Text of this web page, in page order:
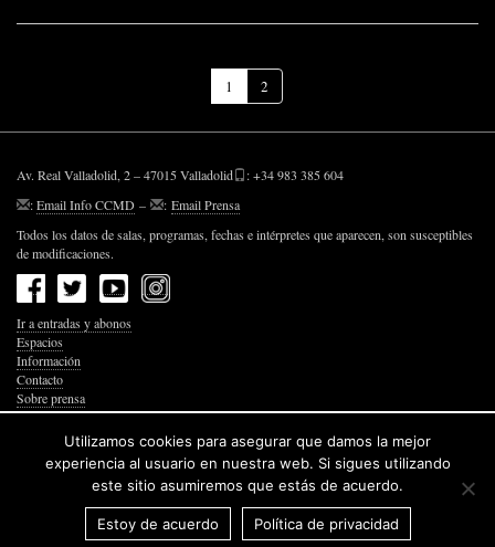
1
(Página
actual)
2
Av. Real Valladolid, 2 – 47015 Valladolid
: +34 983 385 604
:Email Info CCMD – : Email Prensa
Todos los datos de salas, programas, fechas e intérpretes que aparecen, son susceptibles
de modificaciones.
Ir a entradas y abonos
Espacios
Información
Contacto
Sobre prensa
Política de Privacidad
Política de Cookies
Accesibilidad Web
© 2026 Junta de Castilla y León
Utilizamos cookies para asegurar que damos la mejor
experiencia al usuario en nuestra web. Si sigues utilizando
este sitio asumiremos que estás de acuerdo.
Estoy de acuerdo Política de privacidad